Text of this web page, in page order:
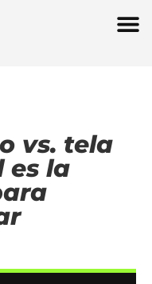
vs. tela
es la